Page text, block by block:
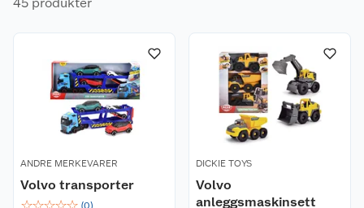
ANDRE MERKEVARER
Volvo transporter
(0)
DICKIE TOYS
Volvo
anleggsmaskinsett